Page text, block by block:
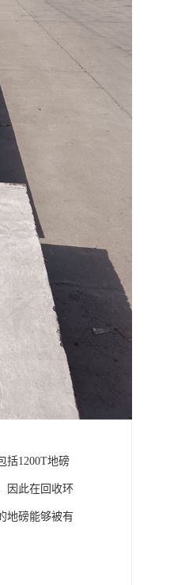
括1200T地磅
因此在回收环
地磅能够被有